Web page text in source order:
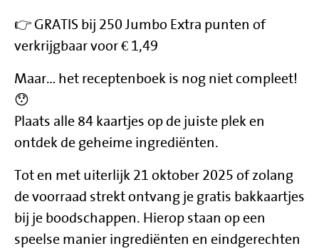
👉 GRATIS bij 250 Jumbo Extra punten of
verkrijgbaar voor € 1,49
Maar… het receptenboek is nog niet compleet!
😯
Plaats alle 84 kaartjes op de juiste plek en
ontdek de geheime ingrediënten.
Tot en met uiterlijk 21 oktober 2025 of zolang
de voorraad strekt ontvang je gratis bakkaartjes
bij je boodschappen. Hierop staan op een
speelse manier ingrediënten en eindgerechten